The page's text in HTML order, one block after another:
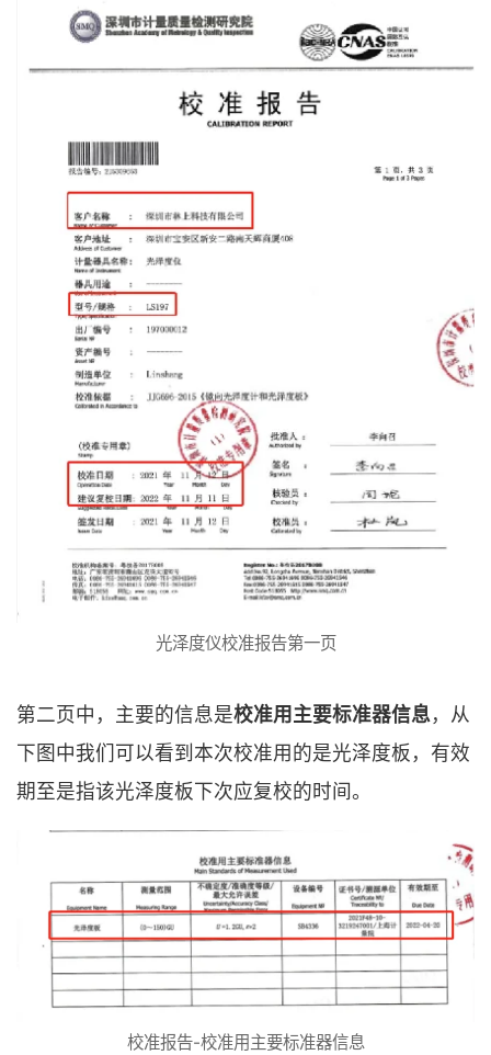
光泽度仪校准报告第一页
第二页中，主要的信息是校准用主要标准器信息，从
下图中我们可以看到本次校准用的是光泽度板，有效
期至是指该光泽度板下次应复校的时间。
校准报告-校准用主要标准器信息